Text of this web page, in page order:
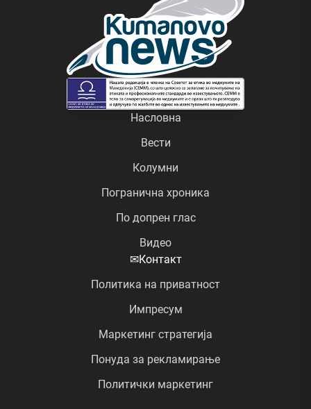
Насловна
Вести
Колумни
Погранична хроника
По допрен глас
Видео
✉Контакт
Политика на приватност
Импресум
Маркетинг стратегија
Понуда за рекламирање
Политички маркетинг